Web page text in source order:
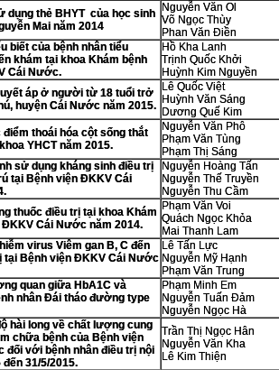
dụng thẻ BHYT của học sinh
Mai năm 2014
Nguyễn Văn Ol
Võ Ngọc Thùy
Phan Văn Điền
biết của bệnh nhân tiểu
khám tại khoa Khám bệnh
Cái Nước.
Hồ Kha Lanh
Trịnh Quốc Khởi
Huỳnh Kim Nguyền
áp ở người từ 18 tuổi trở
huyện Cái Nước năm 2015.
Lê Quốc Việt
Huỳnh Văn Sáng
Dương Quế Kim
điểm thoái hóa cột sống thắt
YHCT năm 2015.
Nguyễn Văn Phô
Phạm Văn Tùng
Phạm Thị Sáng
sử dụng kháng sinh điều trị
tại Bệnh viện ĐKKV Cái
Nguyễn Hoàng Tấn
Nguyễn Thế Truyền
Nguyễn Thu Cầm
thuốc điều trị tại khoa Khám
ĐKKV Cái Nước năm 2014.
Phạm Văn Voi
Quách Ngọc Khỏa
Mai Thanh Lam
virus Viêm gan B, C đến
tại Bệnh viện ĐKKV Cái Nước
Lê Tấn Lực
Nguyễn Mỹ Hạnh
Phạm Văn Trung
quan giữa HbA1C và
nhân Đái tháo đường type
Phạm Minh Em
Nguyễn Tuấn Đảm
Nguyễn Ngọc Hà
hài long về chất lượng cung
chữa bệnh của Bệnh viện
đối với bệnh nhân điều trị nội
31/5/2015.
Trần Thị Ngọc Hân
Nguyễn Văn Kha
Lê Kim Thiện